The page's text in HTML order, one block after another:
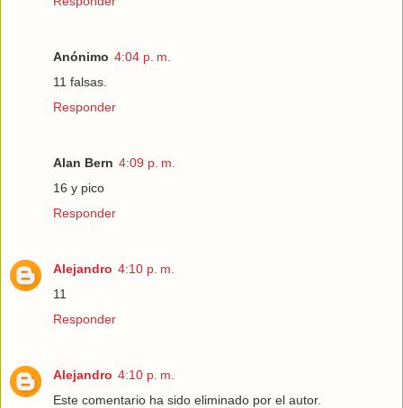
Anónimo 4:04 p. m.
11 falsas.
Responder
Alan Bern 4:09 p. m.
16 y pico
Responder
Alejandro 4:10 p. m.
11
Responder
Alejandro 4:10 p. m.
Este comentario ha sido eliminado por el autor.